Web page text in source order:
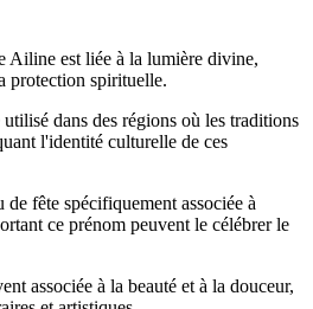
Ailine est liée à la lumière divine,
protection spirituelle.
dans des régions où les traditions
l'identité culturelle de ces
fête spécifiquement associée à
ce prénom peuvent le célébrer le
associée à la beauté et à la douceur,